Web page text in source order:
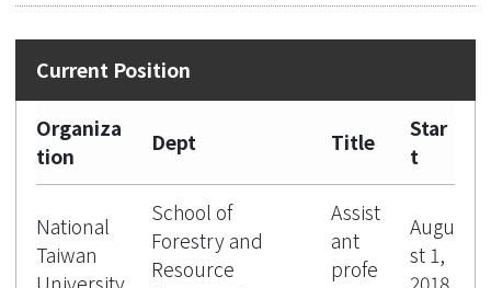
Organiza
tion
Dept Title
Star
t
National
Taiwan
School of
Forestry and
Resource
Assist
ant
profe
Augu
st 1,